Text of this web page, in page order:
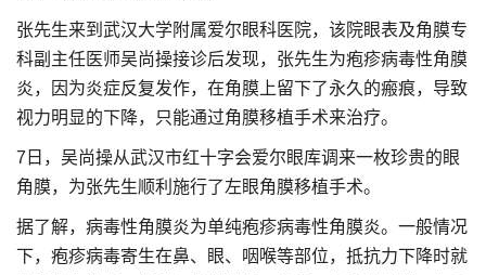
张先生来到武汉大学附属爱尔眼科医院，该院眼表及角膜专
科副主任医师吴尚操接诊后发现，张先生为疱疹病毒性角膜
炎，因为炎症反复发作，在角膜上留下了永久的瘢痕，导致
视力明显的下降，只能通过角膜移植手术来治疗。
7日，吴尚操从武汉市红十字会爱尔眼库调来一枚珍贵的眼
角膜，为张先生顺利施行了左眼角膜移植手术。
据了解，病毒性角膜炎为单纯疱疹病毒性角膜炎。一般情况
下，疱疹病毒寄生在鼻、眼、咽喉等部位，抵抗力下降时就